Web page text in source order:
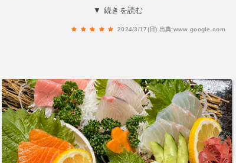
のイカは無かったケド…串物も1本から頼めるの
応も良かったです♪また利用したいお店でした^ ^
▼ 続きを読む
2024/3/17(日) 出典:www.google.com